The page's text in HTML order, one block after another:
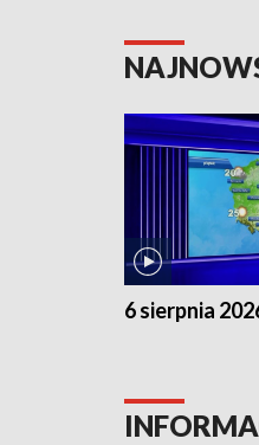
6 sierpnia